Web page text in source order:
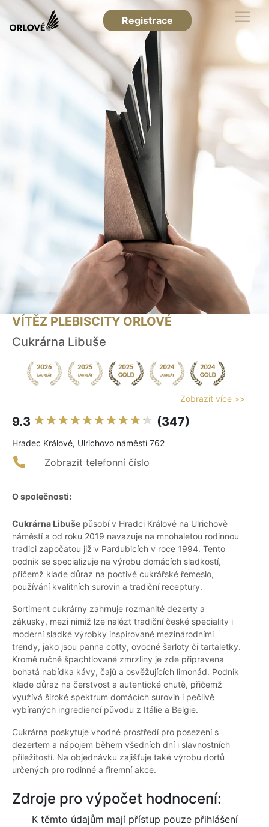
Registrace
VÍTĚZ PLEBISCITY ORLOVÉ
Cukrárna Libuše
Zobrazit více >>
9.3 (347)
Hradec Králové, Ulrichovo náměstí 762
Zobrazit telefonní číslo
O společnosti:
Cukrárna Libuše působí v Hradci Králové na Ulrichově
náměstí a od roku 2019 navazuje na mnohaletou rodinnou
tradici započatou již v Pardubicích v roce 1994. Tento
podnik se specializuje na výrobu domácích sladkostí,
přičemž klade důraz na poctivé cukrářské řemeslo,
používání kvalitních surovin a tradiční receptury.
Sortiment cukrárny zahrnuje rozmanité dezerty a
zákusky, mezi nimiž lze nalézt tradiční české speciality i
moderní sladké výrobky inspirované mezinárodními
trendy, jako jsou panna cotty, ovocné šarloty či tartaletky.
Kromě ručně špachtlované zmrzliny je zde připravena
bohatá nabídka kávy, čajů a osvěžujících limonád. Podnik
klade důraz na čerstvost a autentické chutě, přičemž
využívá široké spektrum domácích surovin i pečlivě
vybíraných ingrediencí původu z Itálie a Belgie.
Cukrárna poskytuje vhodné prostředí pro posezení s
dezertem a nápojem během všedních dní i slavnostních
příležitostí. Na objednávku zajišťuje také výrobu dortů
určených pro rodinné a firemní akce.
Zdroje pro výpočet hodnocení:
K těmto údajům mají přístup pouze přihlášení